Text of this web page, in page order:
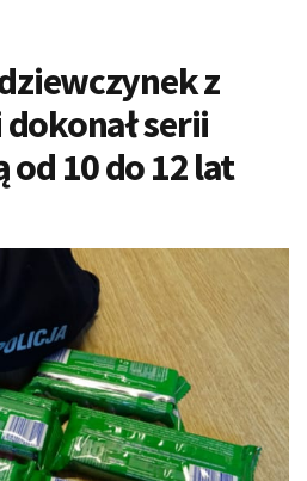
z
serii
od 10 do 12 lat